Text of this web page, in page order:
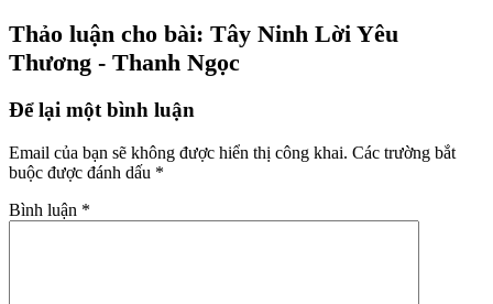
Thảo luận cho bài: Tây Ninh Lời Yêu
Thương - Thanh Ngọc
Để lại một bình luận
Email của bạn sẽ không được hiển thị công khai. Các trường bắt
buộc được đánh dấu *
Bình luận *